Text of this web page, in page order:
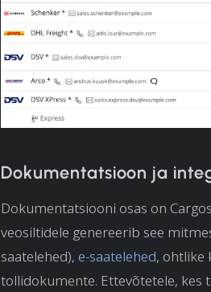
Dokumentatsioon ja
Dokumentatsiooni osas on
veosiltidele genereerib see
saatelehed), e-saatelehed, ohtlike
tollidokumente. Ettevõtetele, kes